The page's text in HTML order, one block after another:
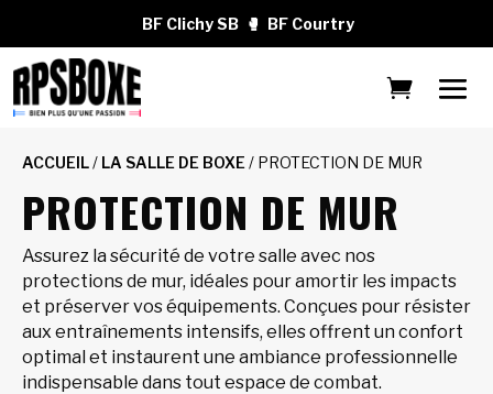
BF Clichy SB 🥊 BF Courtry
ACCUEIL/ LA SALLE DE BOXE / PROTECTION DE MUR
PROTECTION DE MUR
Assurez la sécurité de votre salle avec nos
protections de mur, idéales pour amortir les impacts
et préserver vos équipements. Conçues pour résister
aux entraînements intensifs, elles offrent un confort
optimal et instaurent une ambiance professionnelle
indispensable dans tout espace de combat.